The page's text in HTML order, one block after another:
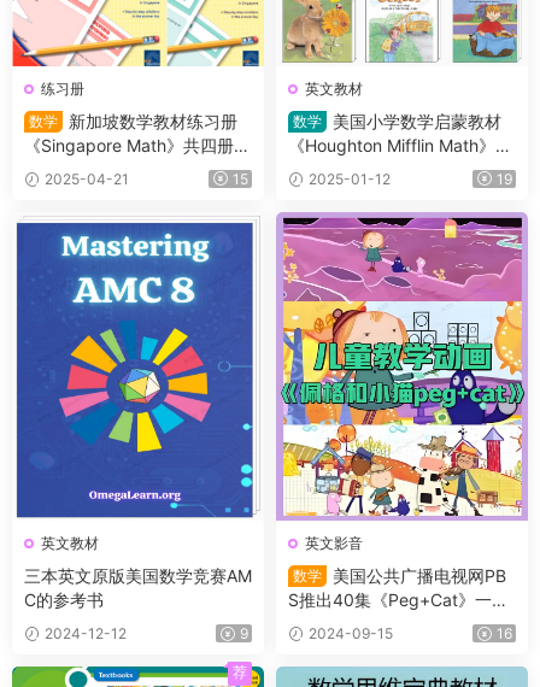
练习册
数学
新加坡数学教材练习册
《Singapore Math》共四册
（L1-L4）适合小学2~5年级的
学生
2025-04-21 15
英文教材
数学
美国小学数学启蒙教材
《Houghton Mifflin Math》GK
-G6高清PDF自带练习册 是使
用最广泛的分级阅读教材之一
2025-01-12 19
英文教材
三本英文原版美国数学竞赛AM
C的参考书
2024-12-12 9
英文影音
数学
美国公共广播电视网PB
S推出40集《Peg+Cat》一部
以儿童数学教育为主题的动画
片 适合3-8岁小朋友观看
2024-09-15 16
荐